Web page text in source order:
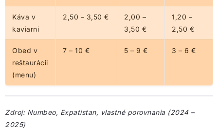
Káva v
kaviarni
2,50 – 3,50 €
2,00 –
3,50 €
1,20 –
2,50 €
Obed v
reštaurácii
(menu)
7 – 10 € 5 – 9 € 3 – 6 €
Zdroj: Numbeo, Expatistan, vlastné porovnania (2024 –
2025)